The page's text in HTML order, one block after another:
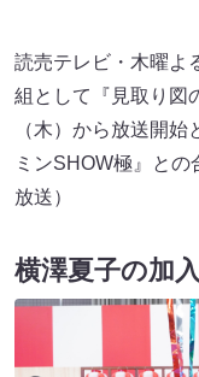
読売テレビ・木曜よ
組として『見取り図
（木）から放送開
ミンSHOW極』と
放送）
横澤夏子の加